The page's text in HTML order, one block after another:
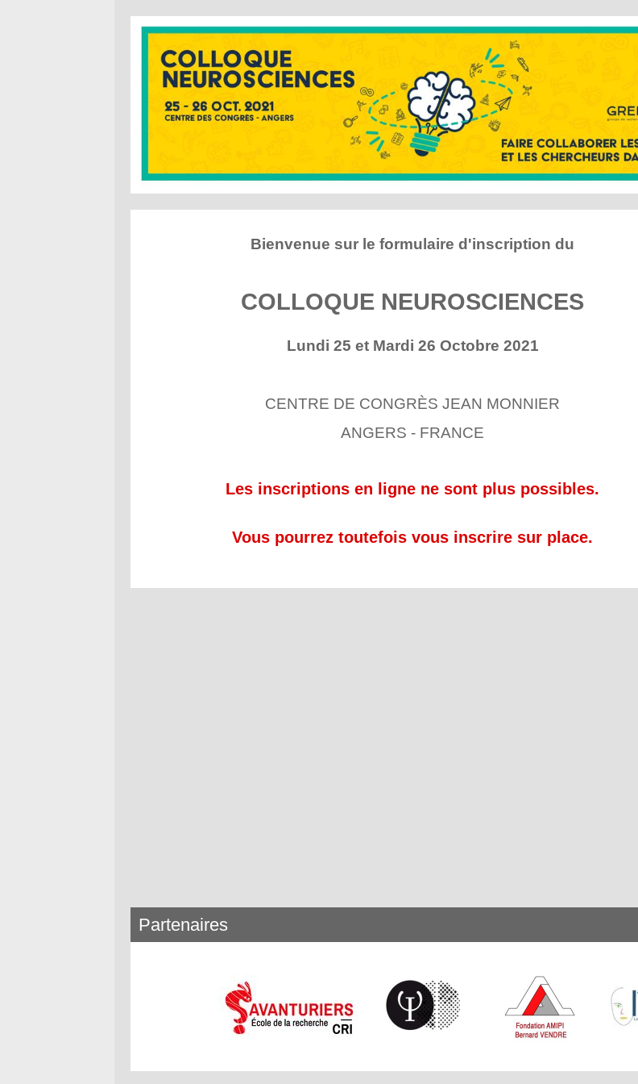
Bienvenue sur le formulaire d'inscription du
COLLOQUE NEUROSCIENCES
Lundi 25 et Mardi 26 Octobre 2021
CENTRE DE CONGRÈS JEAN MONNIER
ANGERS - FRANCE
Les inscriptions en ligne ne sont plus possibles.
Vous pourrez toutefois vous inscrire sur place.
Partenaires